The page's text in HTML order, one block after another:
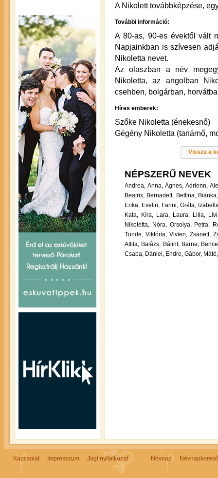
A Nikolett továbbképzése,
További információ:
A 80-as, 90-es évektől vált
Napjainkban is szívesen
Nikoletta nevet.
Az olaszban a név
Nikoletta, az angolban
csehben, bolgárban,
Híres emberek:
Szőke Nikoletta (énekesnő)
Gégény Nikoletta (tanárnő,
Vissza a
NÉPSZERŰ NEVEK
Andrea, Anna, Ágnes, Adrienn,
Beatrix, Bernadett, Bettina, Bianka,
Erika, Evelin, Fanni, Gréta,
Kata, Kíra, Lara, Laura, Lilla,
Nikoletta, Nóra, Orsolya, Petra,
Tünde, Viktória, Vivien, Zsanett,
Attila, Balázs, Bálint, Barna,
Csaba, Dániel, Endre, Gábor, Máté,
Kapcsolat Impresszum Jogi nyilatkozat Névnap Névnapkereső